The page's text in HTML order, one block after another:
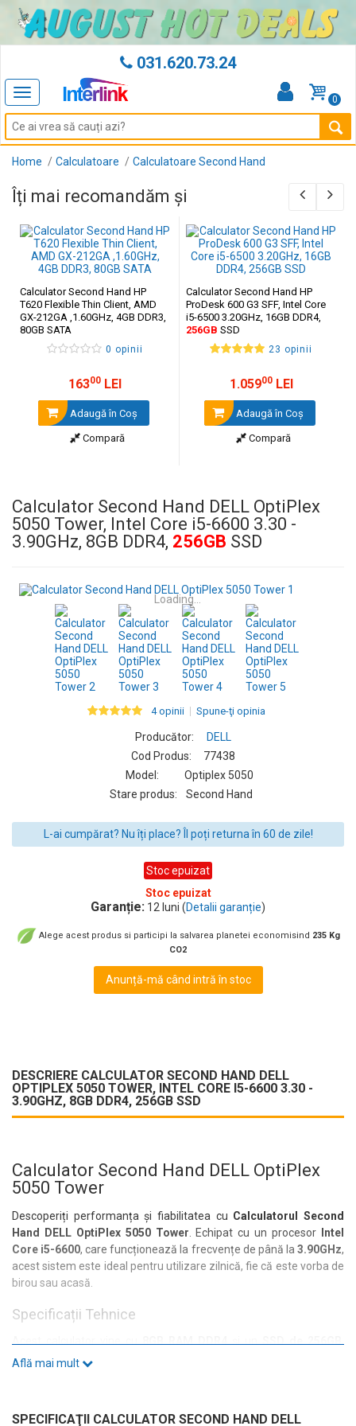
031.620.73.24
Toggle
navigation
0
Home Calculatoare Calculatoare Second Hand
Îți mai recomandăm și
Calculator Second Hand HP
T620 Flexible Thin Client, AMD
GX-212GA ,1.60GHz, 4GB DDR3,
80GB SATA
0 opinii
16300 LEI
Adaugă în Coş
Compară
Calculator Second Hand HP
ProDesk 600 G3 SFF, Intel Core
i5-6500 3.20GHz, 16GB DDR4,
256GB SSD
23 opinii
1.05900LEI
Adaugă în Coş
Compară
Calculator Second Hand DELL OptiPlex
5050 Tower, Intel Core i5-6600 3.30 -
3.90GHz, 8GB DDR4, 256GB SSD
Loading...
4 opinii Spune-ţi opinia
Producător:
DELL
Cod Produs:
77438
Model:
Optiplex 5050
Stare produs:
Second Hand
L-ai cumpărat? Nu îți place? Îl poți returna în 60 de zile!
Stoc epuizat
Stoc epuizat
Garanție: 12 luni (Detalii garanție)
Alege acest produs si participi la salvarea planetei economisind 235 Kg
CO2
Anunță-mă când intră în stoc
DESCRIERE CALCULATOR SECOND HAND DELL
OPTIPLEX 5050 TOWER, INTEL CORE I5-6600 3.30 -
3.90GHZ, 8GB DDR4, 256GB SSD
Calculator Second Hand DELL OptiPlex
5050 Tower
Descoperiți performanța și fiabilitatea cu Calculatorul Second
Hand DELL OptiPlex 5050 Tower. Echipat cu un procesor
Intel
Core i5-6600, care funcționează la frecvențe de până la3.90GHz,
acest sistem este ideal pentru utilizare zilnică, fie că este vorba de
birou sau acasă.
Specificații Tehnice
Acest calculator vine cu8GB RAM DDR4și unSSD de 256GB,
asigurându-vă un timp de răspuns rapid și o experiență fluidă. Cu
Conectivitate și Porturi
Află mai mult
SPECIFICAŢII CALCULATOR SECOND HAND DELL